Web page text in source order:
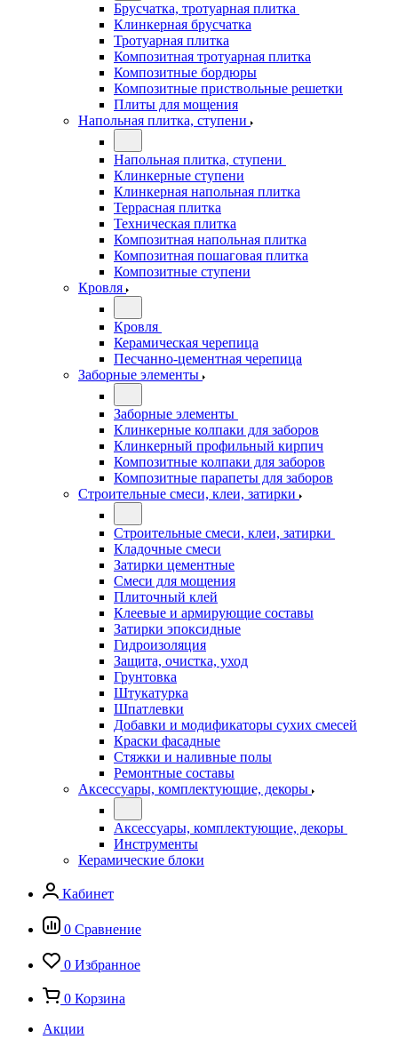
Брусчатка, тротуарная плитка
Клинкерная брусчатка
Тротуарная плитка
Композитная тротуарная плитка
Композитные бордюры
Композитные приствольные решетки
Плиты для мощения
Напольная плитка, ступени
Напольная плитка, ступени
Клинкерные ступени
Клинкерная напольная плитка
Террасная плитка
Техническая плитка
Композитная напольная плитка
Композитная пошаговая плитка
Композитные ступени
Кровля
Кровля
Керамическая черепица
Песчанно-цементная черепица
Заборные элементы
Заборные элементы
Клинкерные колпаки для заборов
Клинкерный профильный кирпич
Композитные колпаки для заборов
Композитные парапеты для заборов
Строительные смеси, клеи, затирки
Строительные смеси, клеи, затирки
Кладочные смеси
Затирки цементные
Смеси для мощения
Плиточный клей
Клеевые и армирующие составы
Затирки эпоксидные
Гидроизоляция
Защита, очистка, уход
Грунтовка
Штукатурка
Шпатлевки
Добавки и модификаторы сухих смесей
Краски фасадные
Стяжки и наливные полы
Ремонтные составы
Аксессуары, комплектующие, декоры
Аксессуары, комплектующие, декоры
Инструменты
Керамические блоки
Кабинет
0 Сравнение
0 Избранное
0 Корзина
Акции